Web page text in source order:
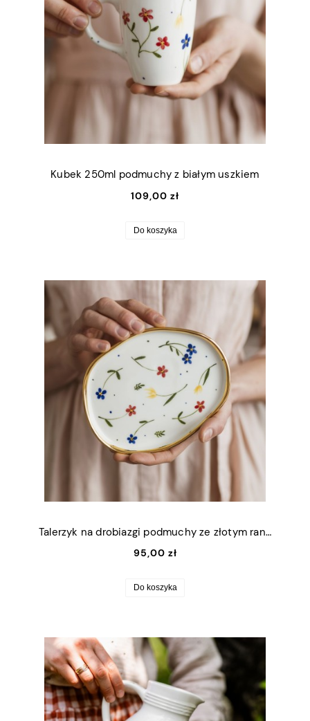
Kubek 250ml podmuchy z białym uszkiem
109,00 zł
Do koszyka
Talerzyk na drobiazgi podmuchy ze złotym rantem 13x16,5cm (M)
95,00 zł
Do koszyka